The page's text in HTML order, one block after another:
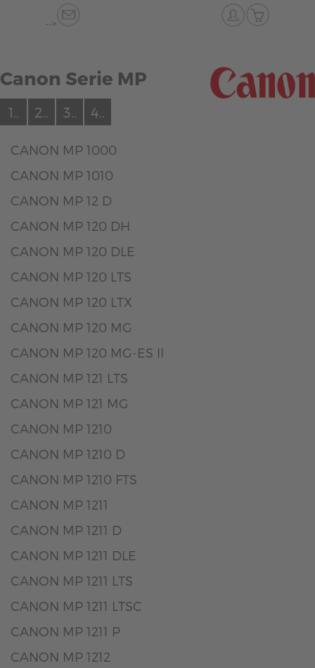
-->
Canon Serie MP
1.. 2.. 3.. 4..
CANON MP 1000
CANON MP 1010
CANON MP 12 D
CANON MP 120 DH
CANON MP 120 DLE
CANON MP 120 LTS
CANON MP 120 LTX
CANON MP 120 MG
CANON MP 120 MG-ES II
CANON MP 121 LTS
CANON MP 121 MG
CANON MP 1210
CANON MP 1210 D
CANON MP 1210 FTS
CANON MP 1211
CANON MP 1211 D
CANON MP 1211 DLE
CANON MP 1211 LTS
CANON MP 1211 LTSC
CANON MP 1211 P
CANON MP 1212